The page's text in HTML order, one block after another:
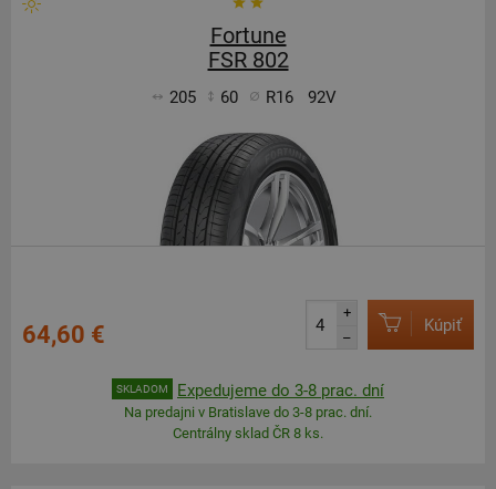
Fortune
FSR 802
205 60 R16 92V
64,60 €
+
–
Kúpiť
SKLADOM Expedujeme do 3-8 prac. dní
Na predajni v Bratislave do 3-8 prac. dní.
Centrálny sklad ČR 8 ks.